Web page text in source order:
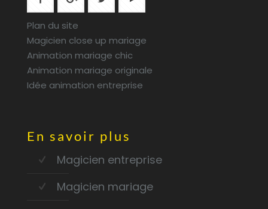
Plan du site
Magicien close up mariage
Animation mariage chic
Animation mariage originale
Idée animation entreprise
En savoir plus
Magicien entreprise
Magicien mariage